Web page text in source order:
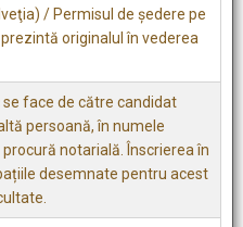
/ Permisul de şedere pe
originalul în vederea
face de către candidat
persoană, în numele
notarială. Înscrierea în
desemnate pentru acest